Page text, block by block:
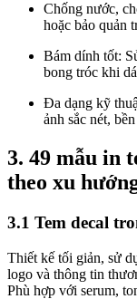
Chống nước,
hoặc bảo quản
Bám dính tốt:
bong tróc khi
Đa dạng kỹ
ảnh sắc nét,
3. 49 mẫu in
theo xu
3.1 Tem decal
Thiết kế tối giản, sử
logo và thông tin
Phù hợp với serum,